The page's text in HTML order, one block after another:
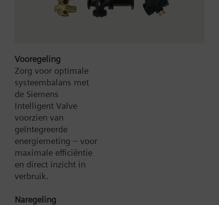
tweepunts regelgedrag met aan/uit-uitgang voor
Met weekschakelklok en handbedrijf
Met LCD display.
Meer
Type:
Artikel-Nr.:
Productgroep:
Vooregeling
Zorg voor optimale
systeembalans met
de Siemens
Intelligent Valve
voorzien van
geïntegreerde
energiemeting – voor
maximale efficiëntie
en direct inzicht in
verbruik.
Naregeling